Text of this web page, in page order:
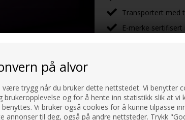
på alvor
være trygg når du bruker dette nettstedet. Vi benytter
brukeropplevelse og for å hente inn statistikk slik at vi
Vi bruker også cookies for å kunne tilpasse
annonser til deg, også på andre nettsteder. Trykk
Transportert med
E-merke sertifisert